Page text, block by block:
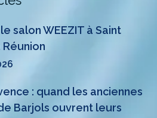
salon WEEZIT à Saint
Réunion
: quand les anciennes
Barjols ouvrent leurs